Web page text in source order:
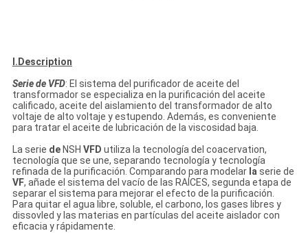
I.Description
Serie de VFD: El sistema del purificador de aceite del
transformador se especializa en la purificación del aceite
calificado, aceite del aislamiento del transformador de alto
voltaje de alto voltaje y estupendo. Además, es conveniente
para tratar el aceite de lubricación de la viscosidad baja.
La serie deNSH VFD utiliza la tecnología del coacervation,
tecnología que se une, separando tecnología y tecnología
refinada de la purificación. Comparando para modelar laserie de
VF, añade el sistema del vacío de las RAÍCES, segunda etapa de
separar el sistema para mejorar el efecto de la purificación.
Para quitar el agua libre, soluble, el carbono, los gases libres y
dissovled y las materias en partículas del aceite aislador con
eficacia y rápidamente.